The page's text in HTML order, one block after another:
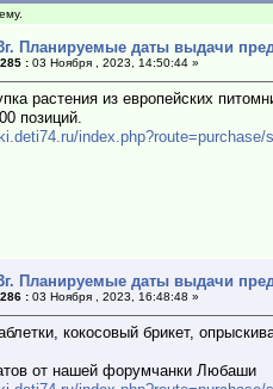
Планируемые даты выдачи
:03 Ноября , 2023, 14:50:44 »
растения из европейских
позиций.
index.php?route=purchase/
Планируемые даты выдачи
:03 Ноября , 2023, 16:48:48 »
кокосовый брикет,
от нашей форумчанки Любаши